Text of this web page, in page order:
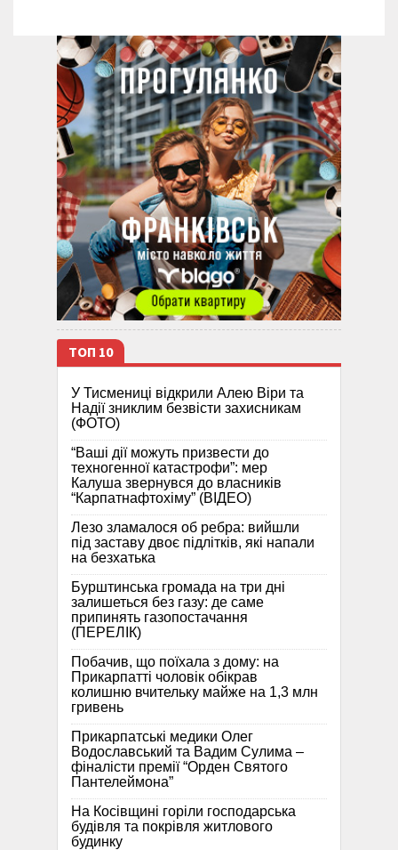
ТОП 10
У Тисмениці відкрили Алею Віри та
Надії зниклим безвісти захисникам
(ФОТО)
“Ваші дії можуть призвести до
техногенної катастрофи”: мер
Калуша звернувся до власників
“Карпатнафтохіму” (ВІДЕО)
Лезо зламалося об ребра: вийшли
під заставу двоє підлітків, які напали
на безхатька
Бурштинська громада на три дні
залишеться без газу: де саме
припинять газопостачання
(ПЕРЕЛІК)
Побачив, що поїхала з дому: на
Прикарпатті чоловік обікрав
колишню вчительку майже на 1,3 млн
гривень
Прикарпатські медики Олег
Водославський та Вадим Сулима –
фіналісти премії “Орден Святого
Пантелеймона”
На Косівщині горіли господарська
будівля та покрівля житлового
будинку